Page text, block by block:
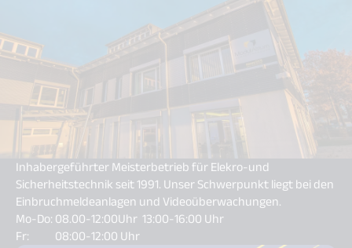
Inhabergeführter Meisterbetrieb für Elekro-und
Sicherheitstechnik seit 1991. Unser Schwerpunkt liegt bei den
Einbruchmeldeanlagen und Videoüberwachungen.
Mo-Do: 08.00-12:00Uhr 13:00-16:00 Uhr
Fr: 08:00-12:00 Uhr